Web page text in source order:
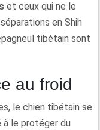
et ceux qui ne le
en Shih
tibétain sont
au froid
le chien tibétain se
à le protéger du